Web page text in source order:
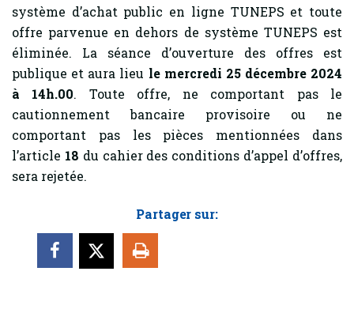
système d’achat public en ligne TUNEPS et toute
offre parvenue en dehors de système TUNEPS est
éliminée. La séance d’ouverture des offres est
publique et aura lieu le mercredi 25 décembre 2024
à 14h.00. Toute offre, ne comportant pas le
cautionnement bancaire provisoire ou ne
comportant pas les pièces mentionnées dans
l’article 18 du cahier des conditions d’appel d’offres,
sera rejetée.
Partager sur: